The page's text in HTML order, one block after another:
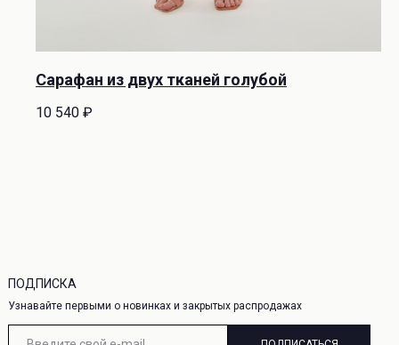
Сарафан из двух тканей голубой
10 540 ₽
оферта
ПОДПИСКА
Узнавайте первыми о новинках и закрытых распродажах
Адреса магазинов